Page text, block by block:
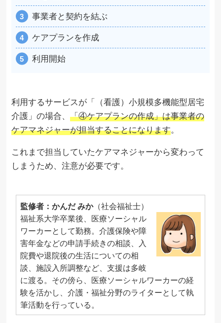
事業者と契約を結ぶ
ケアプランを作成
利用開始
利用するサービスが「（看護）小規模多機能型居宅
介護」の場合、「④ケアプランの作成」は事業者の
ケアマネジャーが担当することになります。
これまで担当していたケアマネジャーから変わって
しまうため、注意が必要です。
監修者：かんだ みか（社会福祉士）
福祉系大学卒業後、医療ソーシャル
ワーカーとして勤務。介護保険や障
害年金などの申請手続きの相談、入
院費や退院後の生活についての相
談、施設入所調整など、支援は多岐
に渡る。その傍ら、医療ソーシャルワーカーの経
験を活かし、介護・福祉分野のライターとして執
筆活動を行っている。